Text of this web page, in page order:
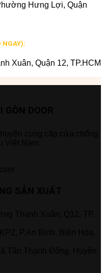
Hưng Lợi, Quận
NGAY):
Xuân, Quận 12, TP.HCM